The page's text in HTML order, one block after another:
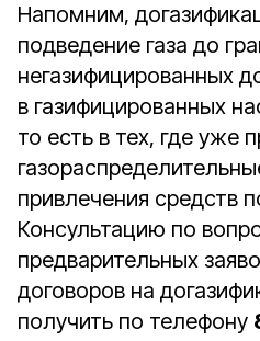
Напомним,
подведение газа до
негазифицированных
в газифицированных
то есть в тех, где уже
привлечения средств
Консультацию по
предварительных
договоров на
получить по телефону